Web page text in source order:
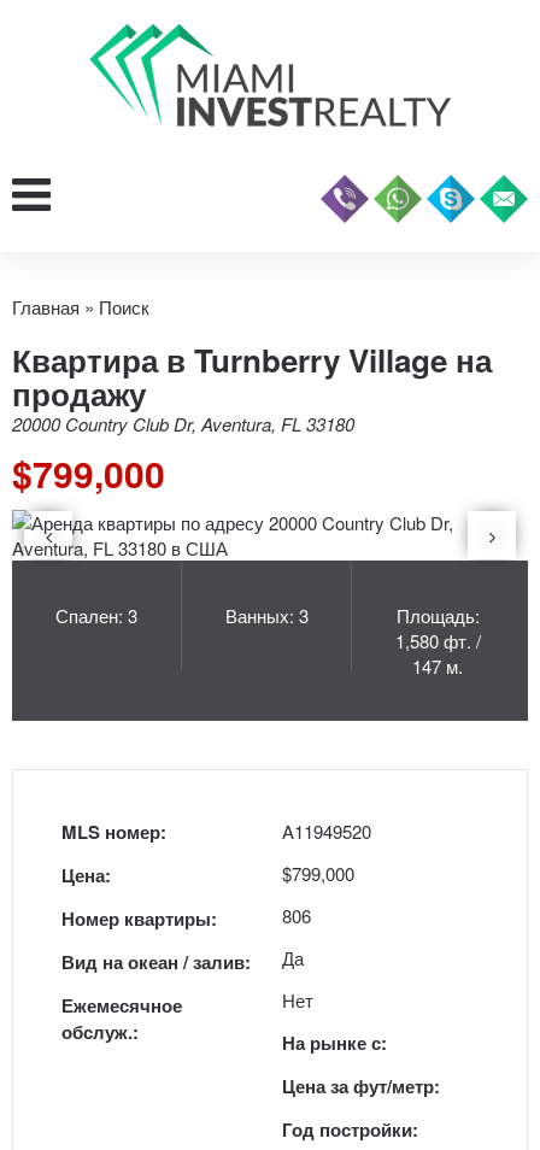
Главная » Поиск
Квартира в Turnberry Village на
продажу
20000 Country Club Dr, Aventura, FL 33180
$799,000
Спален: 3 Ванных: 3
Площадь:
1,580 фт. /
147 м.
MLS номер:
Цена:
Номер квартиры:
Вид на океан / залив:
Ежемесячное
обслуж.:
A11949520
$799,000
806
Да
Нет
На рынке с:
Цена за фут/метр:
Год постройки: